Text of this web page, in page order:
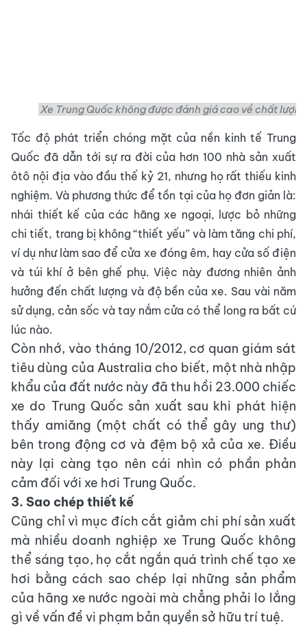
Xe Trung Quốc không được đánh giá cao về chất
Tốc độ phát triển chóng mặt của nền kinh tế Trung
Quốc đã dẫn tới sự ra đời của hơn 100 nhà sản xuất
ôtô nội địa vào đầu thế kỷ 21, nhưng họ rất thiếu kinh
nghiệm. Và phương thức để tồn tại của họ đơn giản là:
nhái thiết kế của các hãng xe ngoại, lược bỏ những
chi tiết, trang bị không “thiết yếu” và làm tăng chi phí,
ví dụ như làm sao để cửa xe đóng êm, hay cửa số điện
và túi khí ở bên ghế phụ. Việc này đương nhiên ảnh
hưởng đến chất lượng và độ bền của xe. Sau vài năm
sử dụng, cản sốc và tay nắm cửa có thể long ra bất cứ
lúc nào.
Còn nhớ, vào tháng 10/2012, cơ quan giám sát
tiêu dùng của Australia cho biết, một nhà nhập
khẩu của đất nước này đã thu hồi 23.000 chiếc
xe do Trung Quốc sản xuất sau khi phát hiện
thấy amiăng (một chất có thể gây ung thư)
bên trong động cơ và đệm bộ xả của xe. Điều
này lại càng tạo nên cái nhìn có phần phản
cảm đối với xe hơi Trung Quốc.
3. Sao chép thiết kế
Cũng chỉ vì mục đích cắt giảm chi phí sản xuất
mà nhiều doanh nghiệp xe Trung Quốc không
thể sáng tạo, họ cắt ngắn quá trình chế tạo xe
hơi bằng cách sao chép lại những sản phẩm
của hãng xe nước ngoài mà chẳng phải lo lắng
gì về vấn đề vi phạm bản quyền sở hữu trí tuệ.